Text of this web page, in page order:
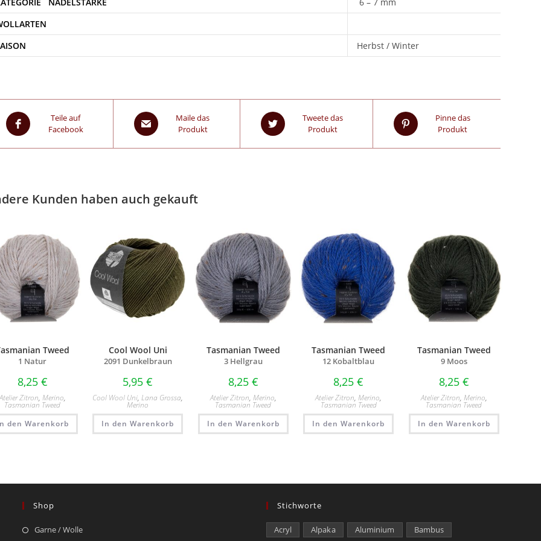
Herbst / Winter
Teile auf
Facebook
Maile das
Produkt
Tweete das
Produkt
Pinne das
Produkt
Kunden haben auch gekauft
Tweed
1 Natur
8,25 €
Zitron, Merino,
Tasmanian Tweed
den Warenkorb
Cool Wool Uni
2091 Dunkelbraun
5,95€
Cool Wool Uni,Lana Grossa,
Merino
In den Warenkorb
Tasmanian Tweed
3 Hellgrau
8,25 €
Atelier Zitron, Merino,
Tasmanian Tweed
In den Warenkorb
Tasmanian Tweed
12 Kobaltblau
8,25€
Atelier Zitron,Merino,
Tasmanian Tweed
In den Warenkorb
Tasmanian Tweed
9 Moos
8,25 €
Atelier Zitron, Merino,
Tasmanian Tweed
In den Warenkorb
Shop
Garne / Wolle
Stichworte
Acryl Alpaka Aluminium Bambus